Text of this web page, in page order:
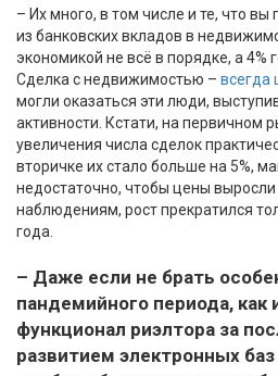
– Их много, в том числе и те, что
из банковских вкладов в
экономикой не всё в порядке, а 4%
Сделка с недвижимостью – всегда
могли оказаться эти люди,
активности. Кстати, на первичном
увеличения числа сделок
вторичке их стало больше на 5%,
недостаточно, чтобы цены
наблюдениям, рост прекратился
года.
– Даже если не брать
пандемийного периода, как
функционал риэлтора за
развитием электронных